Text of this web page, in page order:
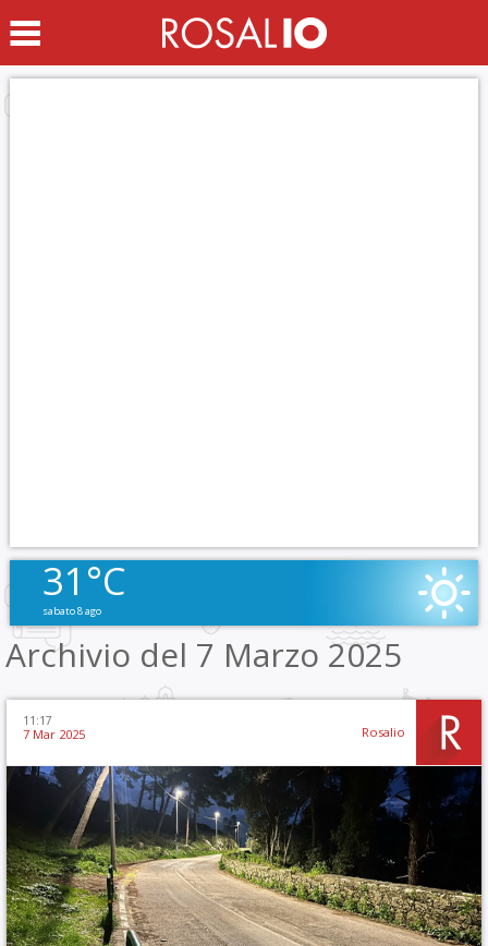
31°C
sabato 8 ago
Archivio del 7 Marzo 2025
11:17
7 Mar 2025 Rosalio